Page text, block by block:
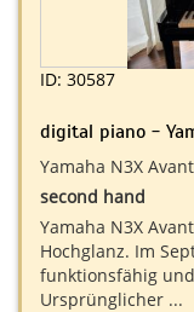
ID: 30587
digital piano -
Yamaha N3X
second hand
Yamaha N3X
Hochglanz. Im
funktionsfähig
Ursprünglicher ...